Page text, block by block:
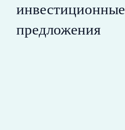
инвестиционные
предложения